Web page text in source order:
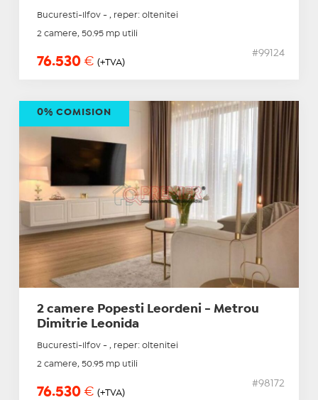
Bucuresti-Ilfov - , reper: oltenitei
2 camere, 50.95 mp utili
76.530 € (+TVA)
#99124
2 camere Popesti Leordeni - Metrou
Dimitrie Leonida
Bucuresti-Ilfov - , reper: oltenitei
2 camere, 50.95 mp utili
76.530 € (+TVA)
#98172
0% COMISION